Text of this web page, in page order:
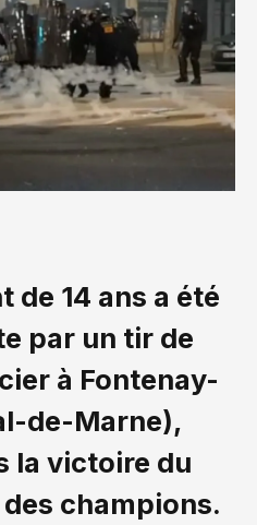
de 14 ans a été
par un tir de
à Fontenay-
de-Marne),
la victoire du
des champions.